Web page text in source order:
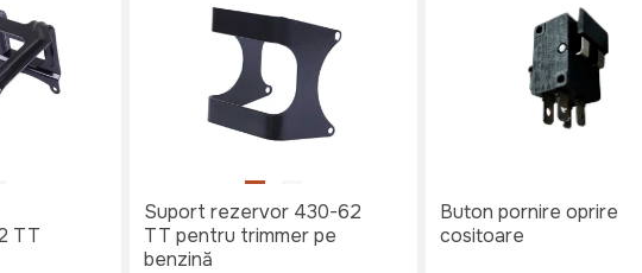
TT
Suport rezervor 430-62
TT pentru trimmer pe
benzină
Buton pornire oprire
cositoare